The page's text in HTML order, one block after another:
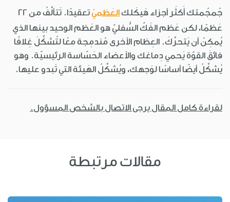
جُمجُمتك أَكثَر أجزاء هَيكَلك العَظميّ
تعقيدًا. تَتألَّفُ من 22
عَظمًا، لكن عَظم الفَكّ السُّفليّ هو العَظم الوحيد بينها الذي
يُمكِنُ أن يَتحرَّكَ. العِظام الأخرى مُندمِجة معًا لتُشكِّلَ غِلافًا
فائقَ القوّة يَحمي دِماغك والأعضاء الحَسّاسة الرئيسيّة. وهو
يُشكِّلُ أيضًا أساسًا لوَجهك، ويُشكِّلُ الهَيئة التي تَبدو عليها.
لقراءة كامل المقال يرجى الاتصال بالشخص المسؤول.
مقالات مرتبطة